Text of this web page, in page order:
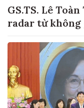
GS.TS. Lê
radar từ không